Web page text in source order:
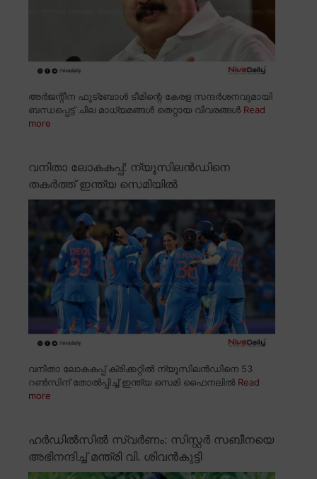
അർജന്റീന ഫുട്ബോൾ ടീമിന്റെ കേരള സന്ദർശനവുമായി
ബന്ധപ്പെട്ട് ചില മാധ്യമങ്ങൾ തെറ്റായ വിവരങ്ങൾ Read
more
വനിതാ ലോകകപ്പ്: ന്യൂസിലൻഡിനെ
തകർത്ത് ഇന്ത്യ സെമിയിൽ
വനിതാ ലോകകപ്പ് ക്രിക്കറ്റിൽ ന്യൂസിലൻഡിനെ 53
റൺസിന് തോൽപ്പിച്ച് ഇന്ത്യ സെമി ഫൈനലിൽ Read
more
ഹർഡിൽസിൽ സ്വർണം: സിസ്റ്റർ സബീനയെ
അഭിനന്ദിച്ച് മന്ത്രി വി. ശിവൻകുട്ടി